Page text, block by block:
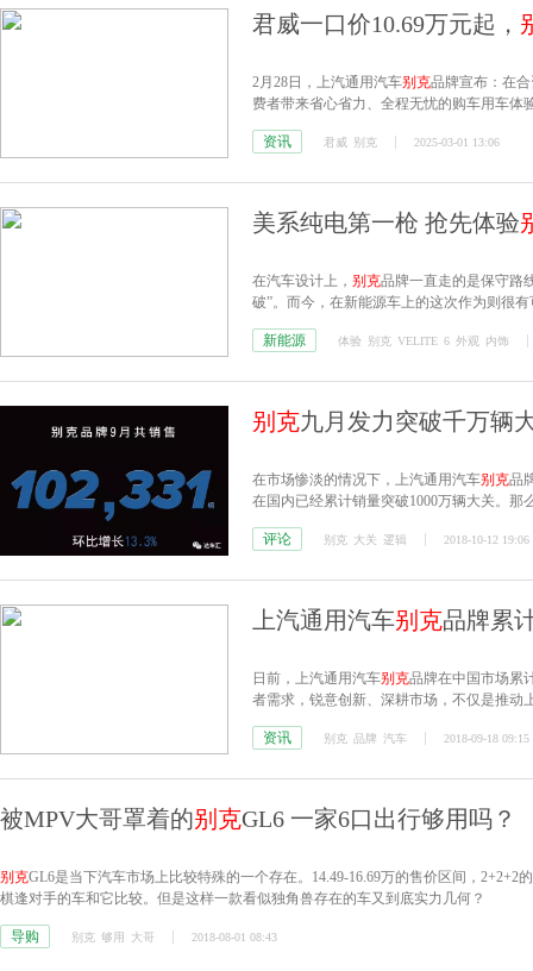
君威一口价10.69万元起，
2月28日，上汽通用汽车别克品牌宣布：在
费者带来省心省力、全程无忧的购车用车体
资讯 君威 别克 2025-03-01 13:06
美系纯电第一枪 抢先体验
在汽车设计上， 别克品牌一直走的是保守路
破”。而今，在新能源车上的这次作为则很
新能源 体验 别克 VELITE 6 外观 内饰
别克九月发力突破千万辆
在市场惨淡的情况下，上汽通用汽车别克品
在国内已经累计销量突破1000万辆大关。那
评论 别克 大关 逻辑 2018-10-12 19:06
上汽通用汽车别克品牌累
日前，上汽通用汽车别克品牌在中国市场累
者需求，锐意创新、深耕市场，不仅是推动
资讯
别克 品牌 汽车 2018-09-18 09:15
被MPV大哥罩着的别克GL6 一家6口出行够用吗？
别克GL6是当下汽车市场上比较特殊的一个存在。14.49-16.69万的售价区间，
棋逢对手的车和它比较。但是这样一款看似独角兽存在的车又到底实力几何？
导购 别克 够用 大哥 2018-08-01 08:43